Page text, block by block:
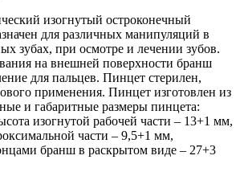
изогнутый остроконечный
для различных манипуляций в
зубах, при осмотре и лечении зубов.
на внешней поверхности бранш
для пальцев. Пинцет стерилен,
применения. Пинцет изготовлен из
и габаритные размеры пинцета:
изогнутой рабочей части – 13+1 мм,
части – 9,5+1 мм,
бранш в раскрытом виде – 27+3